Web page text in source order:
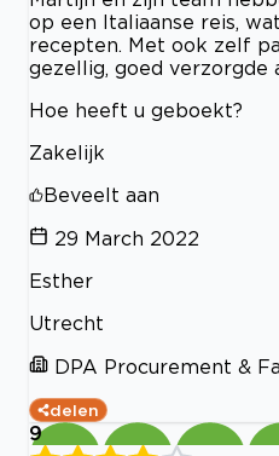
op een Italiaanse reis,
recepten. Met ook zelf
gezellig, goed verzorgde
Hoe heeft u geboekt?
Zakelijk
Beveelt aan
29 March 2022
Esther
Utrecht
DPA Procurement &
delen
9